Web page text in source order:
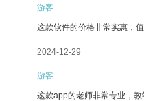
游客
这款软件的价格非常实惠，值
2024-12-29
游客
这款app的老师非常专业，教